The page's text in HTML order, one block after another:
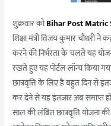
शुक्रवार कोBihar Post
शिक्षा मंत्री विजय कुमार चौधरी
करने की निर्भरता के चलते यह
रखते हुए यह पोर्टल लॉन्च किया
छात्रवृत्ति के लिए है बहुत दिन से
कर देने से यह इंतजार अब समाप्त
साल की लंबित छात्रवृत्ति योजना